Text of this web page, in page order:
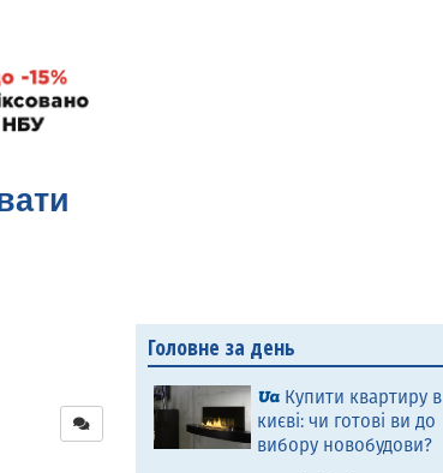
Головне за день
Купити квартиру в
києві: чи готові ви до
вибору новобудови?